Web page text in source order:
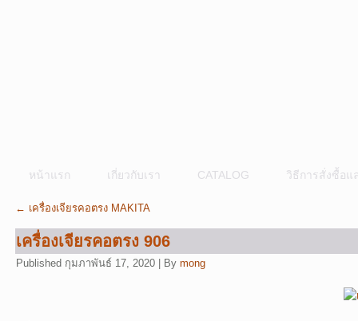
หน้าแรก เกี่ยวกับเรา CATALOG วิธีการสั่งซื้อแ
← เครื่องเจียรคอตรง MAKITA
เครื่องเจียรคอตรง 906
Published กุมภาพันธ์ 17, 2020 By mong